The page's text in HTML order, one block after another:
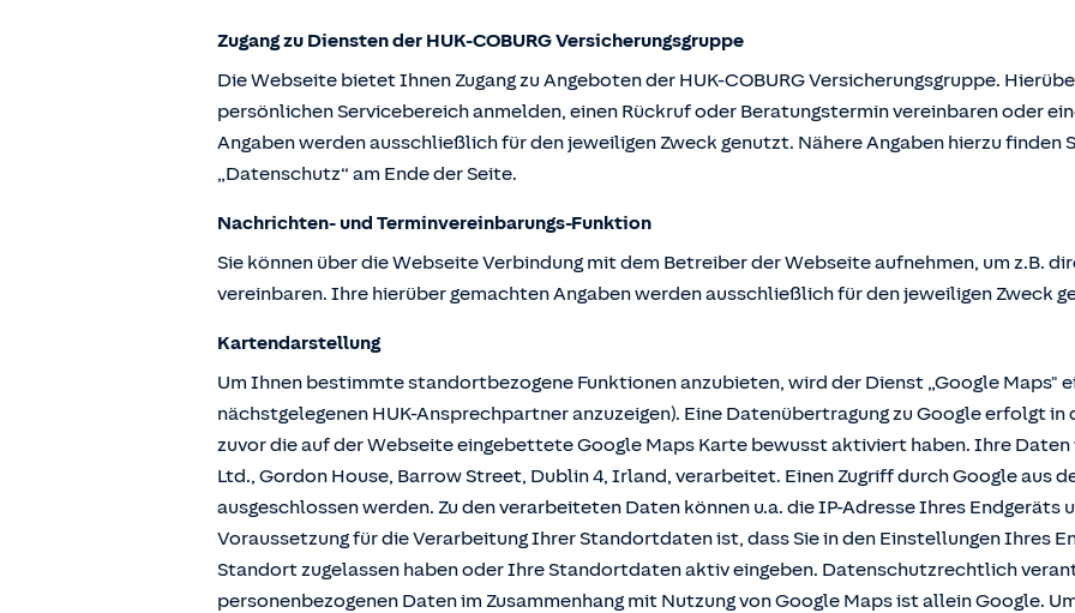
Zugang zu Diensten der HUK-COBURG Versicherungsgruppe
Die Webseite bietet Ihnen Zugang zu Angeboten der HUK-COBURG Versicherungsgruppe.
persönlichen Servicebereich anmelden, einen Rückruf oder Beratungstermin vereinbaren oder
Angaben werden ausschließlich für den jeweiligen Zweck genutzt. Nähere Angaben hierzu finden
„Datenschutz“ am Ende der Seite.
Nachrichten- und Terminvereinbarungs-Funktion
Sie können über die Webseite Verbindung mit dem Betreiber der Webseite aufnehmen, um z.B.
vereinbaren. Ihre hierüber gemachten Angaben werden ausschließlich für den jeweiligen Zweck
Kartendarstellung
Um Ihnen bestimmte standortbezogene Funktionen anzubieten, wird der Dienst „Google Maps"
nächstgelegenen HUK-Ansprechpartner anzuzeigen). Eine Datenübertragung zu Google erfolgt in
zuvor die auf der Webseite eingebettete Google Maps Karte bewusst aktiviert haben. Ihre
Ltd., Gordon House, Barrow Street, Dublin 4, Irland, verarbeitet. Einen Zugriff durch Google aus
ausgeschlossen werden. Zu den verarbeiteten Daten können u.a. die IP-Adresse Ihres
Voraussetzung für die Verarbeitung Ihrer Standortdaten ist, dass Sie in den Einstellungen Ihres
Standort zugelassen haben oder Ihre Standortdaten aktiv eingeben. Datenschutzrechtlich
personenbezogenen Daten im Zusammenhang mit Nutzung von Google Maps ist allein Google.